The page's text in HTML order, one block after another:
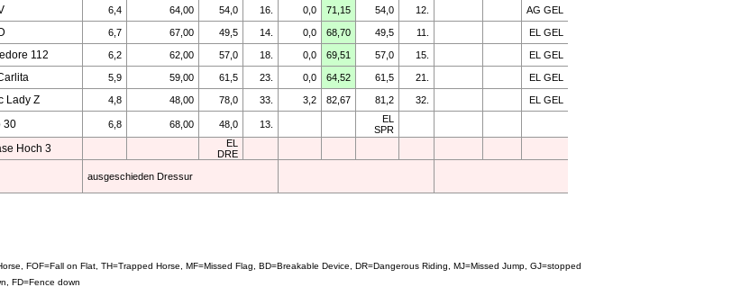
6,4 64,00 54,0 16. 0,0 71,15 54,0 12. AG GEL
6,7 67,00 49,5 14. 0,0 68,70 49,5 11. EL GEL
112 6,2 62,00 57,0 18. 0,0 69,51 57,0 15. EL GEL
5,9 59,00 61,5 23. 0,0 64,52 61,5 21. EL GEL
Lady Z 4,8 48,00 78,0 33. 3,2 82,67 81,2 32. EL GEL
30 6,8 68,00 48,0 13.
EL
SPR
Hoch 3
EL
DRE
ausgeschieden Dressur
FOF=Fall on Flat, TH=Trapped Horse, MF=Missed Flag, BD=Breakable Device, DR=Dangerous Riding, MJ=Missed Jump, GJ=stopped
FD=Fence down